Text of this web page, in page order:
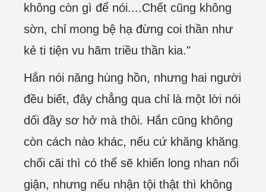
không còn gì để nói....Chết cũng không
sờn, chỉ mong bệ hạ đừng coi thần như
kẻ ti tiện vu hãm triều thần kia."
Hắn nói năng hùng hồn, nhưng hai người
đều biết, đây chẳng qua chỉ là một lời nói
dối đầy sơ hở mà thôi. Hắn cũng không
còn cách nào khác, nếu cứ khăng khăng
chối cãi thì có thể sẽ khiến long nhan nổi
giận, nhưng nếu nhận tội thật thì không